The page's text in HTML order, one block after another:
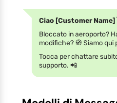
Ciao [Customer Name]
Bloccato in aeroporto?
modifiche? 🧭 Siamo qui
Tocca per chattare
supporto. 📲